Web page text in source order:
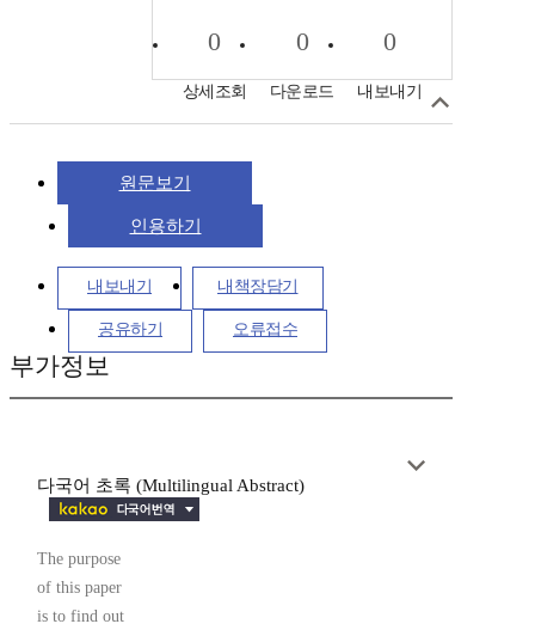
0
상세조회
0
다운로드
0
내보내기
원문보기
인용하기
내보내기 내책장담기
공유하기 오류접수
부가정보
다국어 초록 (Multilingual Abstract)
The purpose
of this paper
is to find out